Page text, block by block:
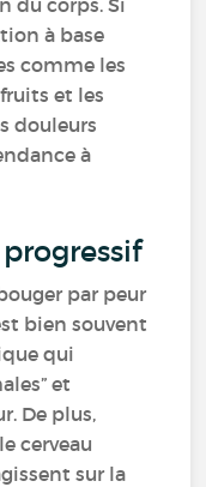
du corps. Si
à base
comme les
et les
douleurs
à
par peur
bien souvent
qui
et
De plus,
cerveau
sur la